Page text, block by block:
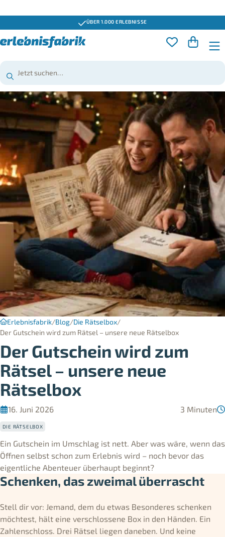
ÜBER 1.000 ERLEBNISSE
Erlebnisfabrik Blog Die Rätselbox
Der Gutschein wird zum Rätsel – unsere neue Rätselbox
Der Gutschein wird zum
Rätsel – unsere neue
Rätselbox
16. Juni 2026 3 Minuten
DIE RÄTSELBOX
Ein Gutschein im Umschlag ist nett. Aber was wäre, wenn das
Öffnen selbst schon zum Erlebnis wird – noch bevor das
eigentliche Abenteuer überhaupt beginnt?
Schenken, das zweimal überrascht
Stell dir vor: Jemand, dem du etwas Besonderes schenken
möchtest, hält eine verschlossene Box in den Händen. Ein
Zahlenschloss. Drei Rätsel liegen daneben. Und keine